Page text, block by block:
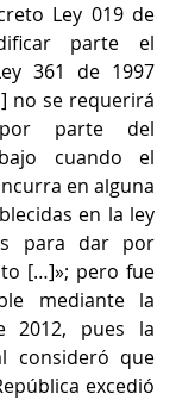
Ley 019 de
parte el
361 de 1997
no se requerirá
parte del
cuando el
en alguna
en la ley
para dar por
[…]»; pero fue
mediante la
2012, pues la
consideró que
excedió